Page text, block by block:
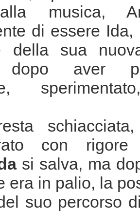
musica,
di essere Ida,
sua
dopo aver
con
si salva, ma
era in palio, la
suo percorso